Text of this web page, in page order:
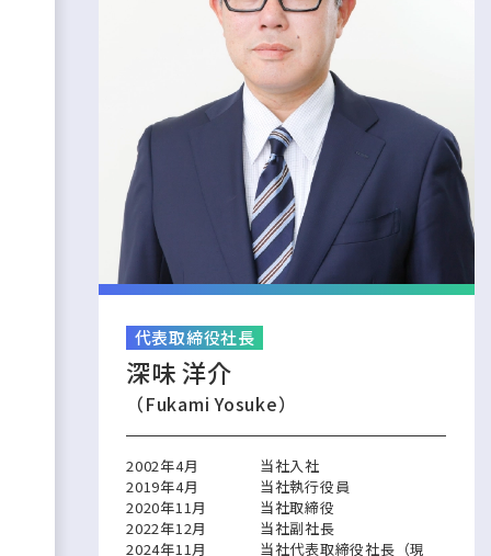
代表取締役社長
深味 洋介
（Fukami Yosuke）
2002年4月
当社入社
2019年4月
当社執行役員
2020年11月
当社取締役
2022年12月
当社副社長
2024年11月
当社代表取締役社長（現